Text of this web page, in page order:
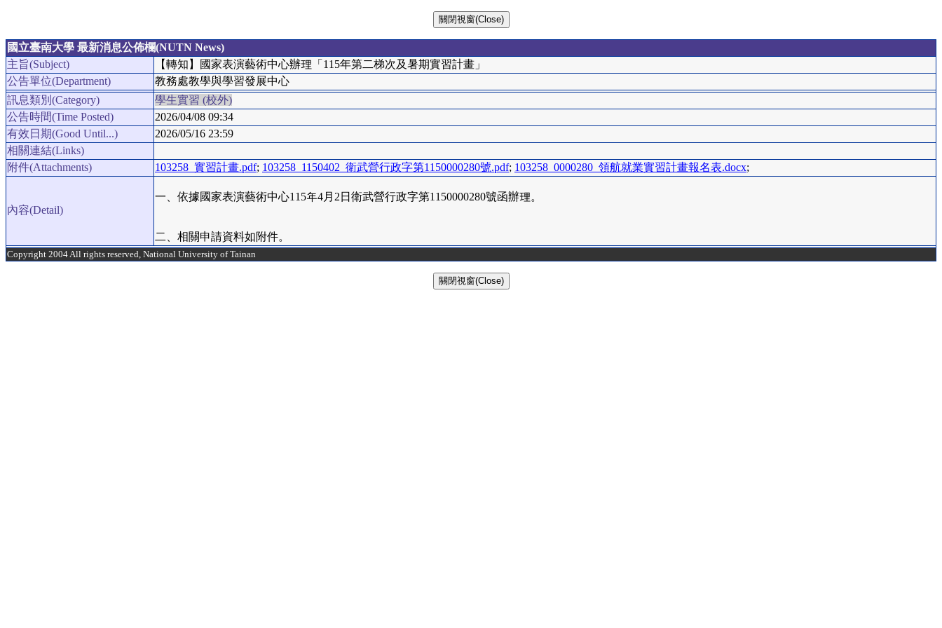
國立臺南大學 最新消息公佈欄(NUTN News)
主旨(Subject)
【轉知】國家表演藝術中心辦理「115年第二梯次及暑期實習計畫」
公告單位(Department)
教務處教學與學習發展中心
訊息類別(Category)
學生實習 (校外)
公告時間(Time Posted)
2026/04/08 09:34
有效日期(Good Until...)
2026/05/16 23:59
相關連結(Links)
附件(Attachments)
103258_實習計畫.pdf; 103258_1150402_衛武營行政字第1150000280號.pdf; 103258_0000280_領航就業實習計畫報名表.docx;
內容(Detail)
一、依據國家表演藝術中心115年4月2日衛武營行政字第1150000280號函辦理。
二、相關申請資料如附件。
Copyright 2004 All rights reserved, National University of Tainan